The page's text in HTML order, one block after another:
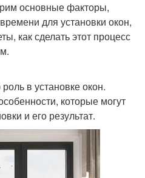
основные факторы,
для установки окон,
как сделать этот процесс
в установке окон.
которые могут
и его результат.